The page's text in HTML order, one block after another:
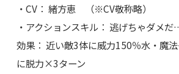
・CV： 緒方恵 （※CV敬称略）
・アクションスキル： 逃げちゃダメだ
効果： 近い敵3体に威力150％水・魔
に脱力×3ターン